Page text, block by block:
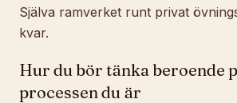
Själva ramverket runt privat
kvar.
Hur du bör tänka beroende
processen du är